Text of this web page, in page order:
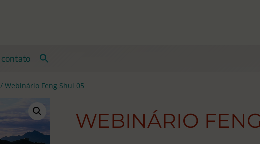
contato
/ Webinário Feng Shui 05
WEBINÁRIO